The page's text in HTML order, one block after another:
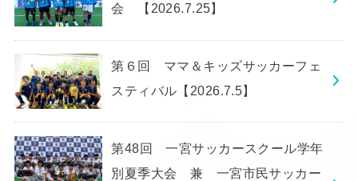
会 【2026.7.25】
第６回 ママ＆キッズサッカーフェ
スティバル【2026.7.5】
第48回 一宮サッカースクール学年
別夏季大会 兼 一宮市民サッカー